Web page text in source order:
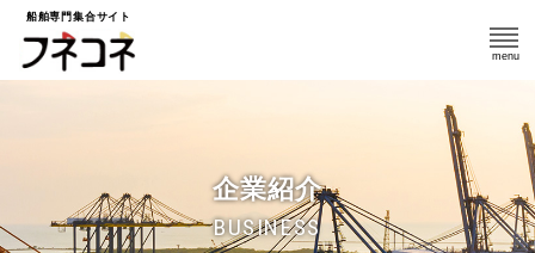
船舶専門集合サイト
企業紹介
BUSINESS